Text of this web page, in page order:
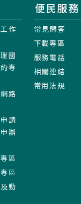
作
國
專
路
請
辦
區
區
動
便民服務
常見問答
下載專區
服務電話
相關連結
常用法規